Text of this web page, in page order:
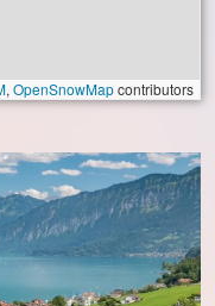
, OpenSnowMapcontributors